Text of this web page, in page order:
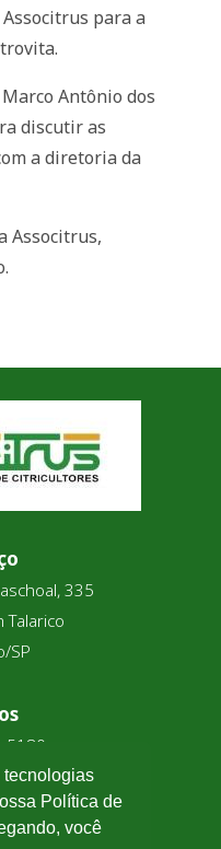
para a
Antônio dos
discutir as
a diretoria da
Associtrus,
335
Talarico
SP
5180
9831
tecnologias
Política de
você